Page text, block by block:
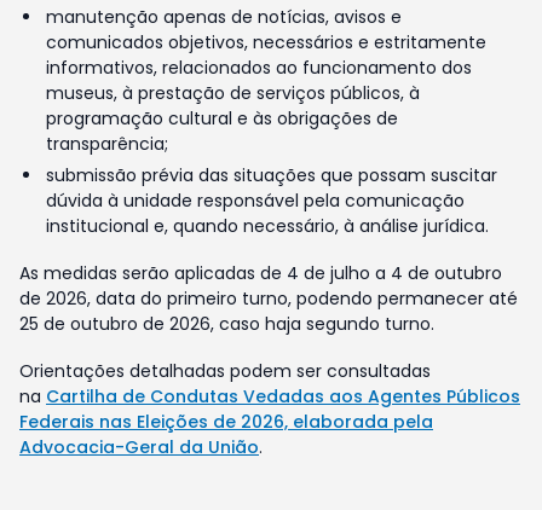
manutenção apenas de notícias, avisos e
comunicados objetivos, necessários e estritamente
informativos, relacionados ao funcionamento dos
museus, à prestação de serviços públicos, à
programação cultural e às obrigações de
transparência;
submissão prévia das situações que possam suscitar
dúvida à unidade responsável pela comunicação
institucional e, quando necessário, à análise jurídica.
As medidas serão aplicadas de 4 de julho a 4 de outubro
de 2026, data do primeiro turno, podendo permanecer até
25 de outubro de 2026, caso haja segundo turno.
Orientações detalhadas podem ser consultadas
na Cartilha de Condutas Vedadas aos Agentes Públicos
Federais nas Eleições de 2026, elaborada pela
Advocacia-Geral da União.